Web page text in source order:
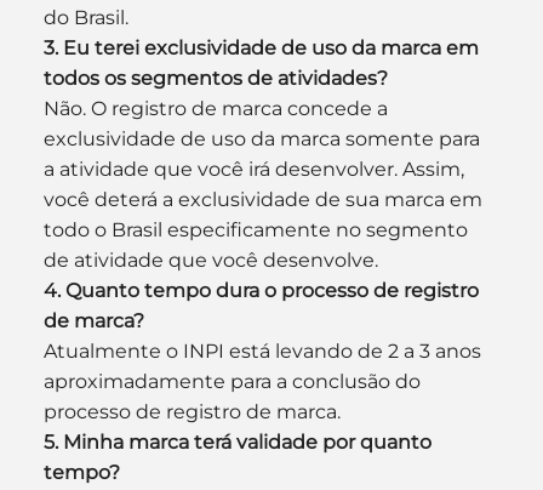
do Brasil.
3. Eu terei exclusividade de uso da marca em
todos os segmentos de atividades?
Não. O registro de marca concede a
exclusividade de uso da marca somente para
a atividade que você irá desenvolver. Assim,
você deterá a exclusividade de sua marca em
todo o Brasil especificamente no segmento
de atividade que você desenvolve.
4. Quanto tempo dura o processo de registro
de marca?
Atualmente o INPI está levando de 2 a 3 anos
aproximadamente para a conclusão do
processo de registro de marca.
5. Minha marca terá validade por quanto
tempo?